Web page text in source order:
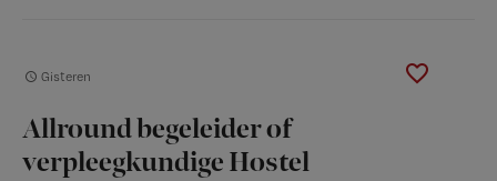
Gisteren
Allround begeleider of
verpleegkundige Hostel